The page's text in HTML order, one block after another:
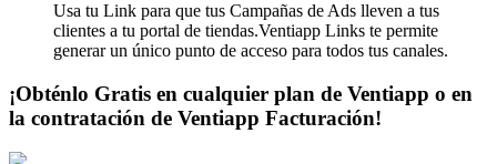
Usa tu Link para que tus Campañas de Ads lleven a tus
clientes a tu portal de tiendas.Ventiapp Links te permite
generar un único punto de acceso para todos tus canales.
¡Obténlo Gratis en cualquier plan de Ventiapp o en
la contratación de Ventiapp Facturación!